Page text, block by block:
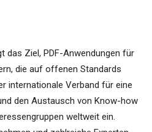
das Ziel, PDF-Anwendungen für
die auf offenen Standards
internationale Verband für eine
den Austausch von Know-how
weltweit ein.